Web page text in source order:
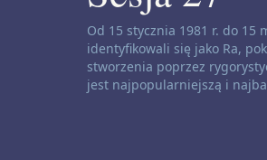
Zastrzeżenie dotyczące
Od 15 stycznia 1981 r. do 15
identyfikowali się jako Ra,
stworzenia poprzez
jest najpopularniejszą i